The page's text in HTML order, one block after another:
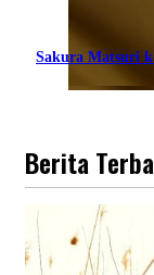
Sakura Matsuri
Berita